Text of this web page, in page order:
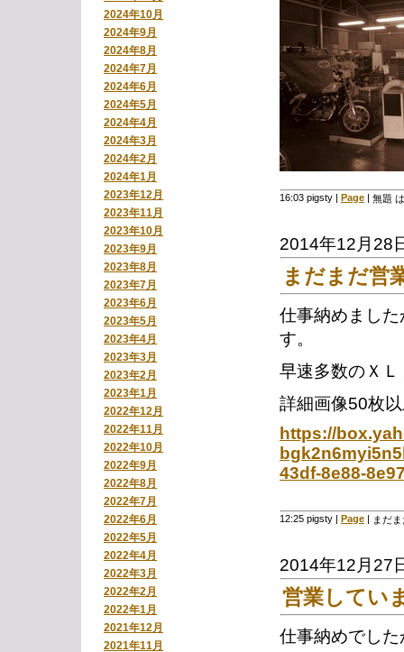
2024年10月
2024年9月
2024年8月
2024年7月
2024年6月
2024年5月
2024年4月
2024年3月
2024年2月
2024年1月
2023年12月
2023年11月
2023年10月
2023年9月
2023年8月
2023年7月
2023年6月
2023年5月
2023年4月
2023年3月
2023年2月
2023年1月
2022年12月
2022年11月
2022年10月
2022年9月
2022年8月
2022年7月
2022年6月
2022年5月
2022年4月
2022年3月
2022年2月
2022年1月
2021年12月
2021年11月
16:03 pigsty | Page | 無題 は
2014年12月28
まだまだ営
仕事納めまし
す。
早速多数のＸ
詳細画像50枚
https://
43df-8e88-
12:25 pigsty Page まだ
2014年12月27
営業してい
仕事納めでし